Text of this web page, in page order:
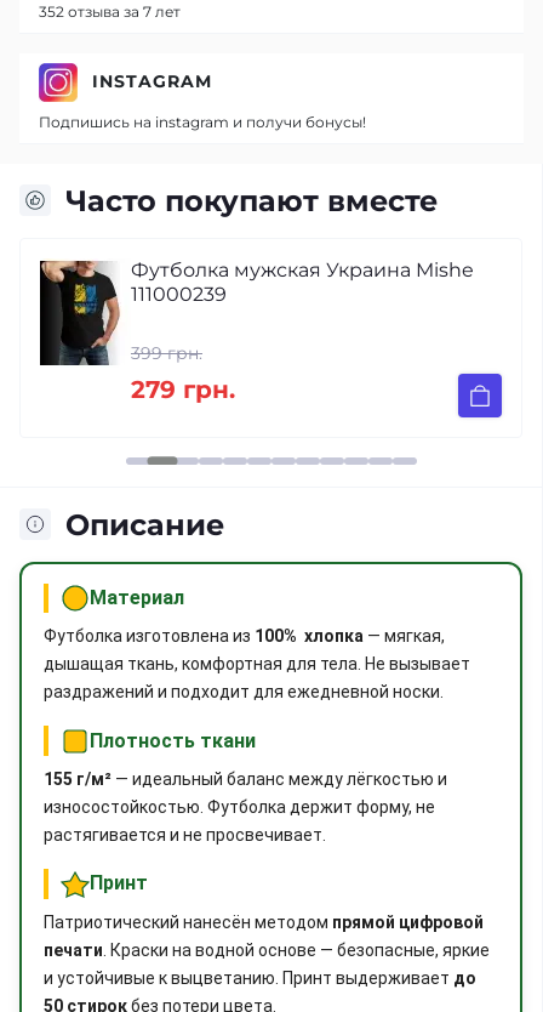
Часто покупают вместе
Футболка мужская Украина Mishe
111000239
399 грн.
279 грн.
Описание
Материал
Футболка изготовлена из 100% хлопка — мягкая,
дышащая ткань, комфортная для тела. Не вызывает
раздражений и подходит для ежедневной носки.
Плотность ткани
155 г/м² — идеальный баланс между лёгкостью и
износостойкостью. Футболка держит форму, не
растягивается и не просвечивает.
Принт
Патриотический нанесён методом прямой цифровой
печати . Краски на водной основе — безопасные, яркие
и устойчивые к выцветанию. Принт выдерживает до
50 стирокбез потери цвета.
352 отзыва за 7 лет
INSTAGRAM
Подпишись на instagram и получи бонусы!